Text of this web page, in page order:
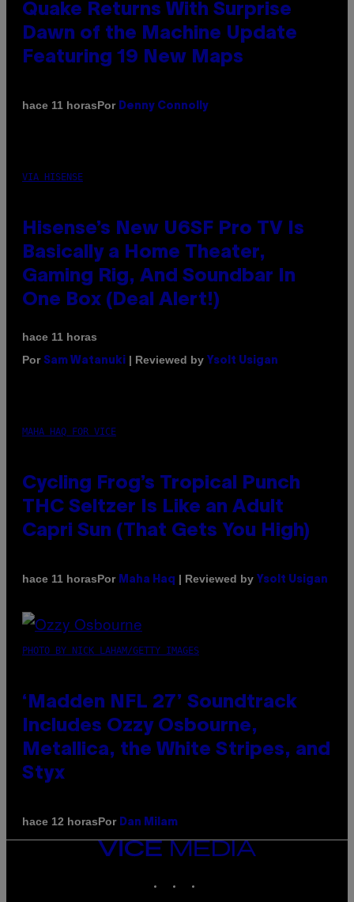
Quake Returns With Surprise
Dawn of the Machine Update
Featuring 19 New Maps
hace 11 horasPor Denny Connolly
VIA HISENSE
Hisense’s New U6SF Pro TV Is
Basically a Home Theater,
Gaming Rig, And Soundbar In
One Box (Deal Alert!)
hace 11 horas
Por Sam Watanuki | Reviewed by Ysolt Usigan
MAHA HAQ FOR VICE
Cycling Frog’s Tropical Punch
THC Seltzer Is Like an Adult
Capri Sun (That Gets You High)
hace 11 horasPor Maha Haq | Reviewed by Ysolt Usigan
PHOTO BY NICK LAHAM/GETTY IMAGES
‘Madden NFL 27’ Soundtrack
Includes Ozzy Osbourne,
Metallica, the White Stripes, and
Styx
hace 12 horasPor Dan Milam
VICE
MEDIA